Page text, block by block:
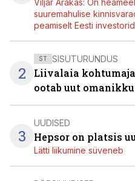
Viljar Arakas: On
suuremahulise
peamiselt Eesti investorid
2
ST SISUTURUNDUS
Liivalaia
ootab uut omanikku
3
UUDISED
Hepsor on platsis
Lätti liikumine süveneb